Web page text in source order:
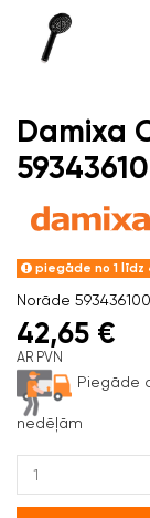
Damixa
piegāde no 1 līdz
Norāde 593436100
42,65 €
AR PVN
Piegāde
nedēļām